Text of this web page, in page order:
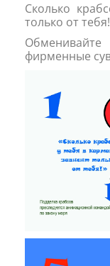
Сколько
только от тебя!
фирменные